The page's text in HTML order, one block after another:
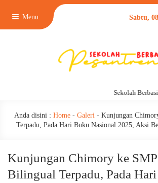
Menu Sabtu,
Sekolah Berbasis
Anda disini : Home - Galeri - Kunjungan
Terpadu, Pada Hari Buku Nasional 2025, Aksi
Kunjungan Chimory ke SMP
Bilingual Terpadu, Pada